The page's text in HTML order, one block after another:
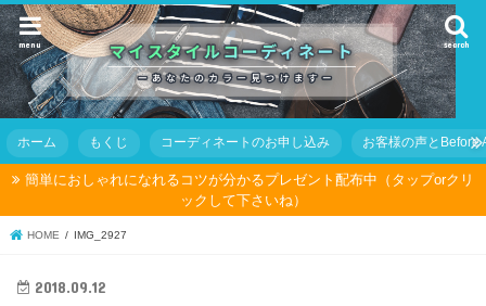
search
menu
ホーム もくじ コーディネートのお申し込み お客様の声とBefore
簡単におしゃれになれるコツが分かるプレゼント配布中（タップorクリ
ックして下さいね）
HOME IMG_2927
2018.09.12